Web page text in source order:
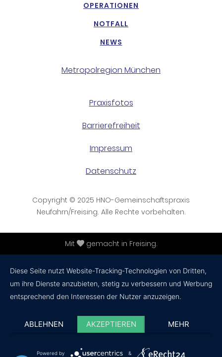
OPERATIONEN
NOTFALL
NEWS
Praxisfotos
Metropolregion München
Barrierefreiheit
Impressum
Datenschutz
Copyright © 2025 HNO-Gemeinschaftspraxis
Neufahrn/Freising. Alle Rechte vorbehalten.
Mit gemacht in Freising.
Diese Seite nutzt Website-Tracking-Technologien von Dritten,
um ihre Dienste anzubieten, stetig zu verbessern und Werbung
entsprechend den Interessen der Nutzer anzuzeigen.
ABLEHNEN AKZEPTIEREN MEHR
Powered by &